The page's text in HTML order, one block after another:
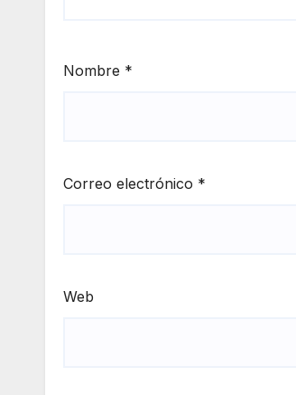
Nombre *
Correo electrónico *
Web